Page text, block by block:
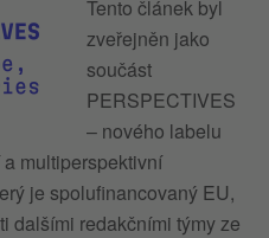
Tento článek byl
zveřejněn jako
součást
PERSPECTIVES
– nového labelu
multiperspektivní
je spolufinancovaný EU,
dalšími redakčními týmy ze